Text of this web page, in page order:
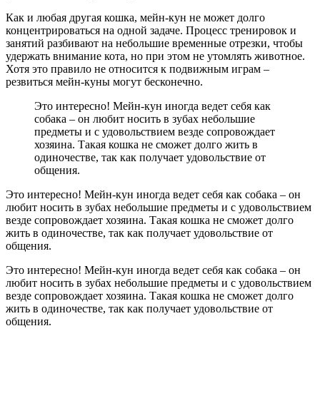
Как и любая другая кошка, мейн-кун не может долго
концентрироваться на одной задаче. Процесс тренировок и
занятий разбивают на небольшие временные отрезки, чтобы
удержать внимание кота, но при этом не утомлять животное.
Хотя это правило не относится к подвижным играм –
резвиться мейн-куны могут бесконечно.
Это интересно! Мейн-кун иногда ведет себя как
собака – он любит носить в зубах небольшие
предметы и с удовольствием везде сопровождает
хозяина. Такая кошка не сможет долго жить в
одиночестве, так как получает удовольствие от
общения.
Это интересно! Мейн-кун иногда ведет себя как собака – он
любит носить в зубах небольшие предметы и с удовольствием
везде сопровождает хозяина. Такая кошка не сможет долго
жить в одиночестве, так как получает удовольствие от
общения.
Это интересно! Мейн-кун иногда ведет себя как собака – он
любит носить в зубах небольшие предметы и с удовольствием
везде сопровождает хозяина. Такая кошка не сможет долго
жить в одиночестве, так как получает удовольствие от
общения.